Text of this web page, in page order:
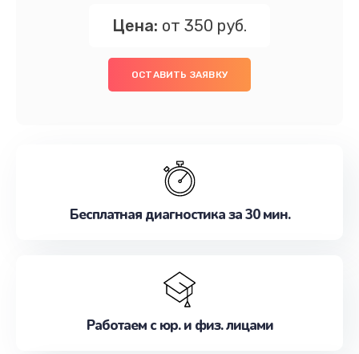
Цена: от 350 руб.
ОСТАВИТЬ ЗАЯВКУ
Бесплатная диагностика за 30 мин.
Работаем с юр. и физ. лицами